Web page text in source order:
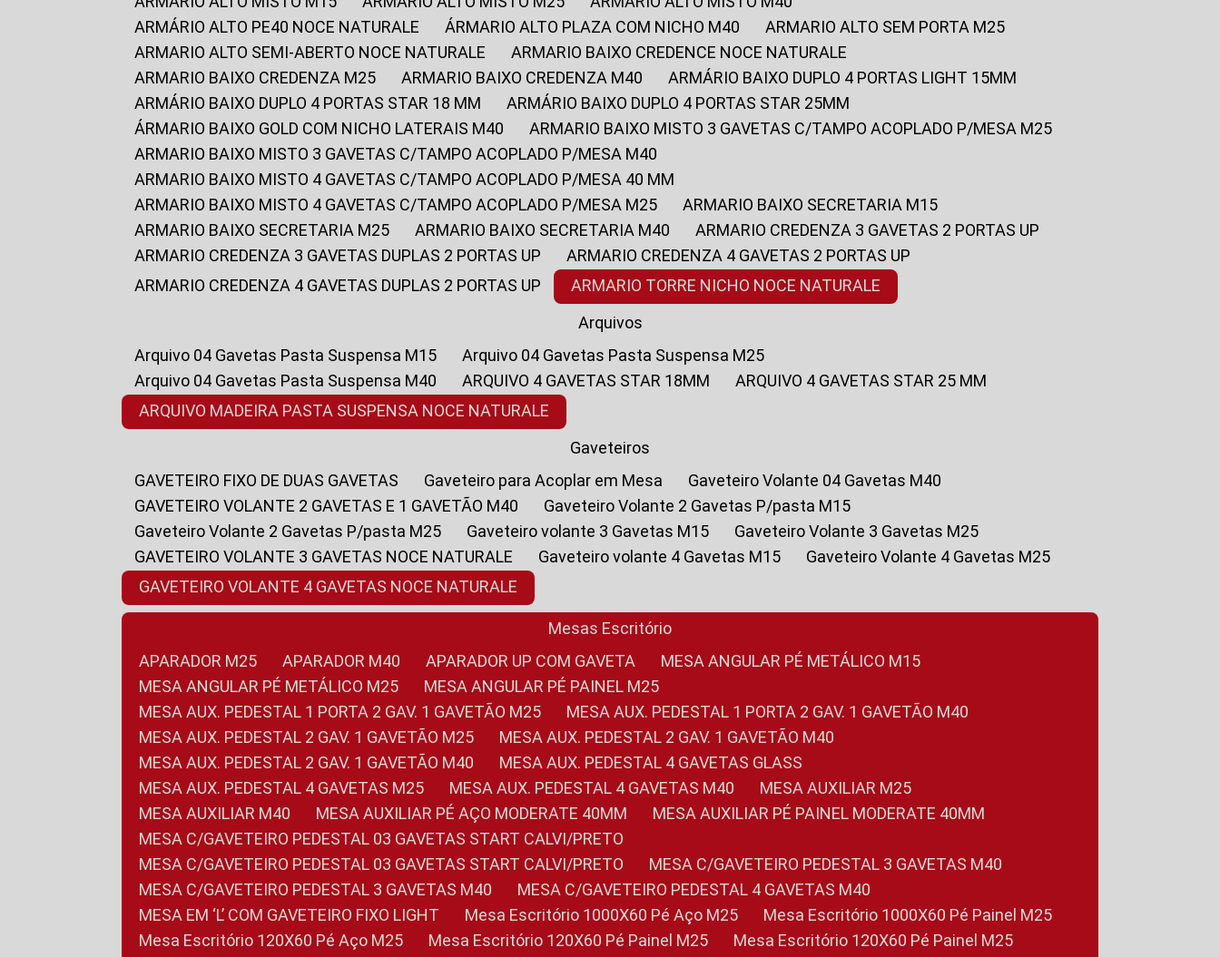
ARMÁRIO ALTO PE40 NOCE NATURALE
ÁRMARIO ALTO PLAZA COM NICHO M40
ARMARIO ALTO SEM PORTA M25
ARMARIO ALTO SEMI-ABERTO NOCE NATURALE
ARMARIO BAIXO CREDENCE NOCE NATURALE
ARMARIO BAIXO CREDENZA M25
ARMARIO BAIXO CREDENZA M40
ARMÁRIO BAIXO DUPLO 4 PORTAS LIGHT 15MM
ARMÁRIO BAIXO DUPLO 4 PORTAS STAR 18 MM
ARMÁRIO BAIXO DUPLO 4 PORTAS STAR 25MM
ÁRMARIO BAIXO GOLD COM NICHO LATERAIS M40
ARMARIO BAIXO MISTO 3 GAVETAS C/TAMPO ACOPLADO P/MESA M25
ARMARIO BAIXO MISTO 3 GAVETAS C/TAMPO ACOPLADO P/MESA M40
ARMARIO BAIXO MISTO 4 GAVETAS C/TAMPO ACOPLADO P/MESA 40 MM
ARMARIO BAIXO MISTO 4 GAVETAS C/TAMPO ACOPLADO P/MESA M25
ARMARIO BAIXO SECRETARIA M15
ARMARIO BAIXO SECRETARIA M25
ARMARIO BAIXO SECRETARIA M40
ARMARIO CREDENZA 3 GAVETAS 2 PORTAS UP
ARMARIO CREDENZA 3 GAVETAS DUPLAS 2 PORTAS UP
ARMARIO CREDENZA 4 GAVETAS 2 PORTAS UP
ARMARIO CREDENZA 4 GAVETAS DUPLAS 2 PORTAS UP
ARMARIO TORRE NICHO NOCE NATURALE
Arquivos
Arquivo 04 Gavetas Pasta Suspensa M15
Arquivo 04 Gavetas Pasta Suspensa M25
Arquivo 04 Gavetas Pasta Suspensa M40
ARQUIVO 4 GAVETAS STAR 18MM
ARQUIVO 4 GAVETAS STAR 25 MM
ARQUIVO MADEIRA PASTA SUSPENSA NOCE NATURALE
Gaveteiros
GAVETEIRO FIXO DE DUAS GAVETAS
Gaveteiro para Acoplar em Mesa
Gaveteiro Volante 04 Gavetas M40
GAVETEIRO VOLANTE 2 GAVETAS E 1 GAVETÃO M40
Gaveteiro Volante 2 Gavetas P/pasta M15
Gaveteiro Volante 2 Gavetas P/pasta M25
Gaveteiro volante 3 Gavetas M15
Gaveteiro Volante 3 Gavetas M25
GAVETEIRO VOLANTE 3 GAVETAS NOCE NATURALE
Gaveteiro volante 4 Gavetas M15
Gaveteiro Volante 4 Gavetas M25
GAVETEIRO VOLANTE 4 GAVETAS NOCE NATURALE
Mesas Escritório
APARADOR M25
APARADOR M40 APARADOR UP COM GAVETA
MESA ANGULAR PÉ METÁLICO M15
MESA ANGULAR PÉ METÁLICO M25
MESA ANGULAR PÉ PAINEL M25
MESA AUX. PEDESTAL 1 PORTA 2 GAV. 1 GAVETÃO M25
MESA AUX. PEDESTAL 1 PORTA 2 GAV. 1 GAVETÃO M40
MESA AUX. PEDESTAL 2 GAV. 1 GAVETÃO M25
MESA AUX. PEDESTAL 2 GAV. 1 GAVETÃO M40
MESA AUX. PEDESTAL 2 GAV. 1 GAVETÃO M40
MESA AUX. PEDESTAL 4 GAVETAS GLASS
MESA AUX. PEDESTAL 4 GAVETAS M25
MESA AUX. PEDESTAL 4 GAVETAS M40
MESA AUXILIAR M25
MESA AUXILIAR M40
MESA AUXILIAR PÉ AÇO MODERATE 40MM
MESA AUXILIAR PÉ PAINEL MODERATE 40MM
MESA C/GAVETEIRO PEDESTAL 03 GAVETAS START CALVI/PRETO
MESA C/GAVETEIRO PEDESTAL 03 GAVETAS START CALVI/PRETO
MESA C/GAVETEIRO PEDESTAL 3 GAVETAS M40
MESA C/GAVETEIRO PEDESTAL 3 GAVETAS M40
MESA C/GAVETEIRO PEDESTAL 4 GAVETAS M40
MESA EM ‘L’ COM GAVETEIRO FIXO LIGHT
Mesa Escritório 1000X60 Pé Aço M25
Mesa Escritório 1000X60 Pé Painel M25
Mesa Escritório 120X60 Pé Aço M25
Mesa Escritório 120X60 Pé Painel M25
Mesa Escritório 120X60 Pé Painel M25